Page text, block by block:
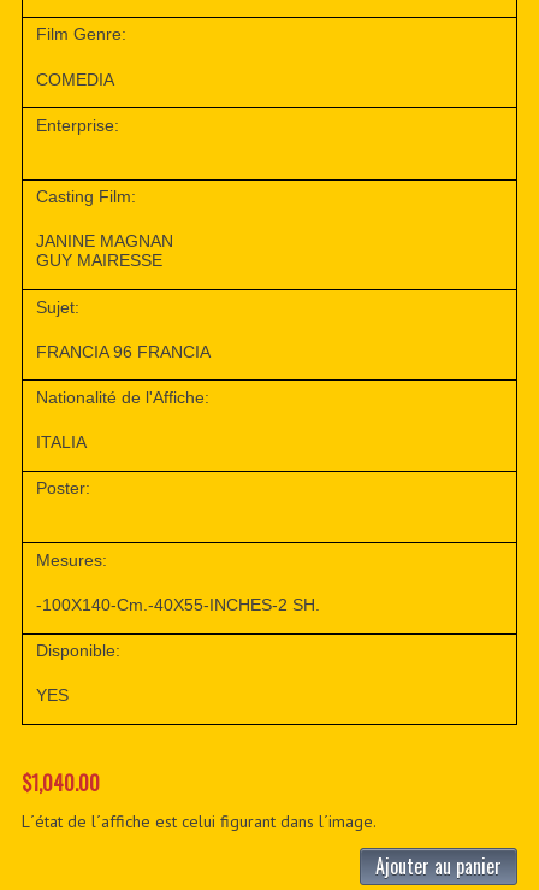
Film Genre:
COMEDIA
Enterprise:
Casting Film:
JANINE MAGNAN
GUY MAIRESSE
Sujet:
FRANCIA 96 FRANCIA
Nationalité de l'Affiche:
ITALIA
Poster:
Mesures:
-100X140-Cm.-40X55-INCHES-2 SH.
Disponible:
YES
$1,040.00
L´état de l´affiche est celui figurant dans l´image.
Ajouter au panier